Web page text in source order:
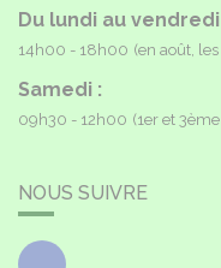
Du lundi au vendredi
14h00 - 18h00 (en août,
Samedi :
09h30 - 12h00 (1er et
NOUS SUIVRE